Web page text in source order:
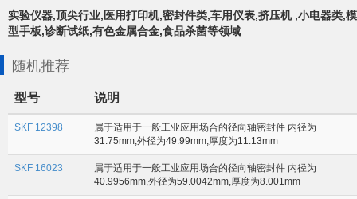
实验仪器,顶尖行业,医用打印机,密封件类,车用仪表,挤压机 ,小电器类,模
型手板,诊断试纸,有色金属合金,食品杀菌等领域
随机推荐
型号 说明
SKF 12398
属于适用于一般工业应用场合的径向轴密封件 内径为
31.75mm,外径为49.99mm,厚度为11.13mm
SKF 16023
属于适用于一般工业应用场合的径向轴密封件 内径为
40.9956mm,外径为59.0042mm,厚度为8.001mm